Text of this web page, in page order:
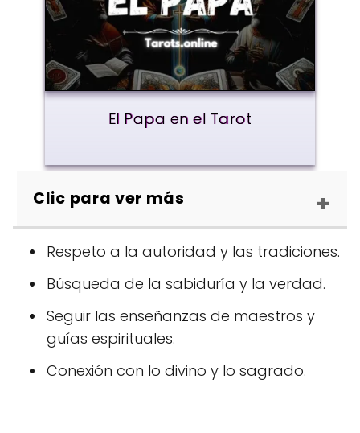
El Papa en el Tarot
Clic para ver más
Respeto a la autoridad y las tradiciones.
Búsqueda de la sabiduría y la verdad.
Seguir las enseñanzas de maestros y
guías espirituales.
Conexión con lo divino y lo sagrado.